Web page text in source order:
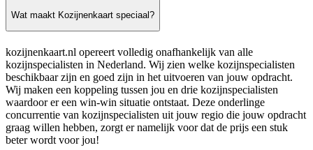
Wat maakt Kozijnenkaart speciaal?
kozijnenkaart.nl opereert volledig onafhankelijk van alle
kozijnspecialisten in Nederland. Wij zien welke kozijnspecialisten
beschikbaar zijn en goed zijn in het uitvoeren van jouw opdracht.
Wij maken een koppeling tussen jou en drie kozijnspecialisten
waardoor er een win-win situatie ontstaat. Deze onderlinge
concurrentie van kozijnspecialisten uit jouw regio die jouw opdracht
graag willen hebben, zorgt er namelijk voor dat de prijs een stuk
beter wordt voor jou!